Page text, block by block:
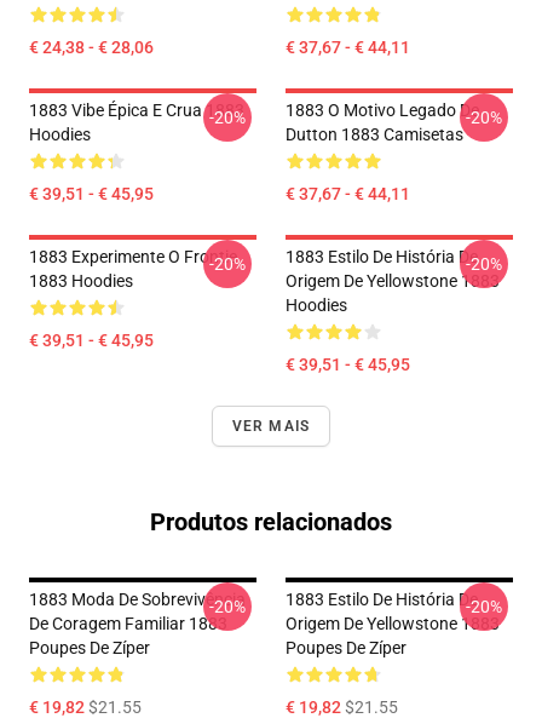
€ 24,38 - € 28,06 € 37,67 - € 44,11
1883 Vibe Épica E Crua 1883
Hoodies
€ 39,51 - € 45,95
-20%
1883 O Motivo Legado De
Dutton 1883 Camisetas
€ 37,67 - € 44,11
-20%
1883 Experimente O Frontie
1883 Hoodies
€ 39,51 - € 45,95
-20%
1883 Estilo De História De
Origem De Yellowstone 1883
Hoodies
€ 39,51 - € 45,95
-20%
VER MAIS
Produtos relacionados
1883 Moda De Sobrevivência
De Coragem Familiar 1883
Poupes De Zíper
€ 19,82$21.55
-20%
1883 Estilo De História De
Origem De Yellowstone 1883
Poupes De Zíper
€ 19,82$21.55
-20%